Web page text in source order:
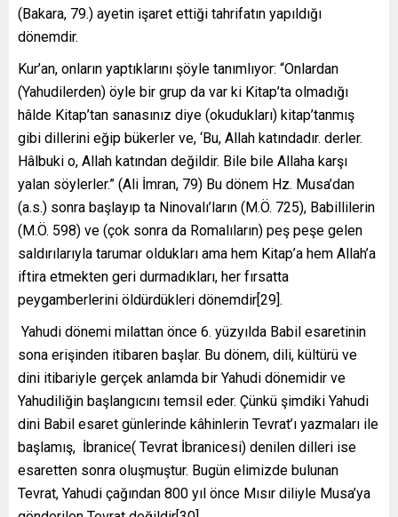
(Bakara, 79.) ayetin işaret ettiği tahrifatın yapıldığı
dönemdir.
Kur’an, onların yaptıklarını şöyle tanımlıyor: “Onlardan
(Yahudilerden) öyle bir grup da var ki Kitap’ta olmadığı
hâlde Kitap’tan sanasınız diye (okudukları) kitap’tanmış
gibi dillerini eğip bükerler ve, ‘Bu, Allah katındadır. derler.
Hâlbuki o, Allah katından değildir. Bile bile Allaha karşı
yalan söylerler.” (Ali İmran, 79) Bu dönem Hz. Musa’dan
(a.s.) sonra başlayıp ta Ninovalı’ların (M.Ö. 725), Babillilerin
(M.Ö. 598) ve (çok sonra da Romalıların) peş peşe gelen
saldırılarıyla tarumar oldukları ama hem Kitap’a hem Allah’a
iftira etmekten geri durmadıkları, her fırsatta
peygamberlerini öldürdükleri dönemdir[29].
Yahudi dönemi milattan önce 6. yüzyılda Babil esaretinin
sona erişinden itibaren başlar. Bu dönem, dili, kültürü ve
dini itibariyle gerçek anlamda bir Yahudi dönemidir ve
Yahudiliğin başlangıcını temsil eder. Çünkü şimdiki Yahudi
dini Babil esaret günlerinde kâhinlerin Tevrat’ı yazmaları ile
başlamış, İbranice( Tevrat İbranicesi) denilen dilleri ise
esaretten sonra oluşmuştur. Bugün elimizde bulunan
Tevrat, Yahudi çağından 800 yıl önce Mısır diliyle Musa’ya